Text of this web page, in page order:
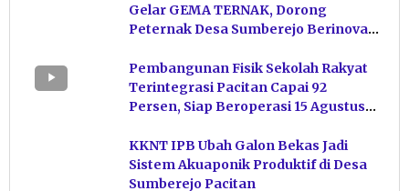
Gelar GEMA TERNAK, Dorong
Peternak Desa Sumberejo Berinovasi
Pembangunan Fisik Sekolah Rakyat
Terintegrasi Pacitan Capai 92
Persen, Siap Beroperasi 15 Agustus
KKNT IPB Ubah Galon Bekas Jadi
Sistem Akuaponik Produktif di Desa
Sumberejo Pacitan